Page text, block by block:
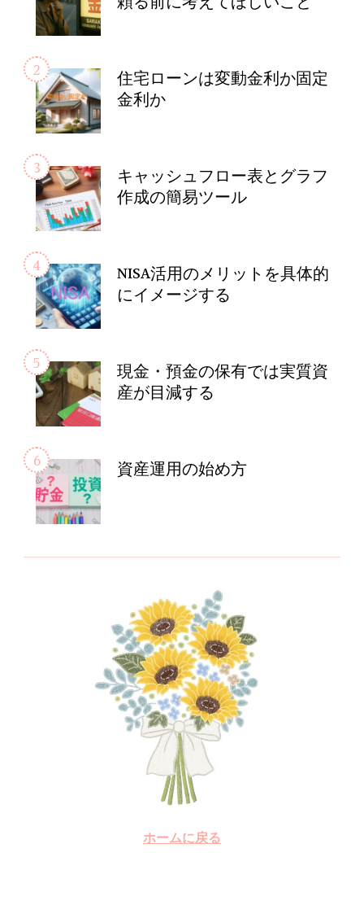
住宅ローンは変動金利か固定
金利か
キャッシュフロー表とグラフ
作成の簡易ツール
NISA活用のメリットを具体的
にイメージする
現金・預金の保有では実質資
産が目減する
資産運用の始め方
ホームに戻る